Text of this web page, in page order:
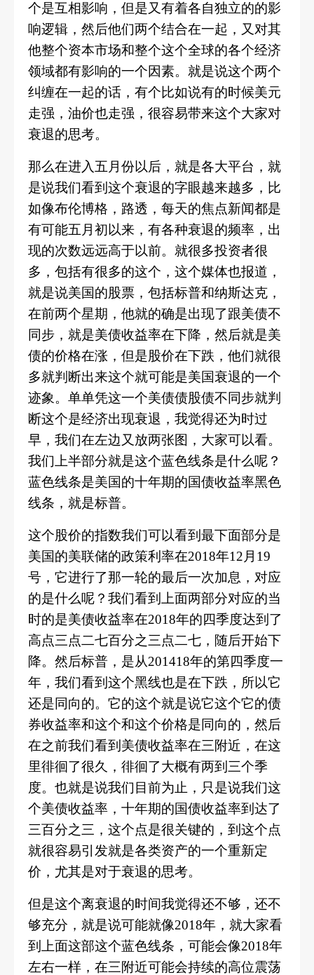
个是互相影响，但是又有着各自独立的的影
响逻辑，然后他们两个结合在一起，又对其
他整个资本市场和整个这个全球的各个经济
领域都有影响的一个因素。 就是说这个两个
纠缠在一起的话，有个比如说有的时候美元
走强，油价也走强，很容易带来这个大家对
衰退的思考。
那么在进入五月份以后，就是各大平台，就
是说我们看到这个衰退的字眼越来越多，比
如像布伦博格，路透，每天的焦点新闻都是
有可能五月初以来，有各种衰退的频率，出
现的次数远远高于以前。就很多投资者很
多，包括有很多的这个，这个媒体也报道，
就是说美国的股票，包括标普和纳斯达克，
在前两个星期，他就的确是出现了跟美债不
同步，就是美债收益率在下降，然后就是美
债的价格在涨，但是股价在下跌，他们就很
多就判断出来这个就可能是美国衰退的一个
迹象。单单凭这一个美债债股债不同步就判
断这个是经济出现衰退，我觉得还为时过
早，我们在左边又放两张图，大家可以看。
我们上半部分就是这个蓝色线条是什么呢？
蓝色线条是美国的十年期的国债收益率黑色
线条，就是标普。
这个股价的指数我们可以看到最下面部分是
美国的美联储的政策利率在2018年12月19
号，它进行了那一轮的最后一次加息，对应
的是什么呢？我们看到上面两部分对应的当
时的是美债收益率在2018年的四季度达到了
高点三点二七百分之三点二七，随后开始下
降。 然后标普，是从201418年的第四季度一
年，我们看到这个黑线也是在下跌，所以它
还是同向的。 它的这个就是说它这个它的债
券收益率和这个和这个价格是同向的，然后
在之前我们看到美债收益率在三附近，在这
里徘徊了很久，徘徊了大概有两到三个季
度。 也就是说我们目前为止，只是说我们这
个美债收益率，十年期的国债收益率到达了
三百分之三，这个点是很关键的，到这个点
就很容易引发就是各类资产的一个重新定
价，尤其是对于衰退的思考。
但是这个离衰退的时间我觉得还不够，还不
够充分，就是说可能就像2018年，就大家看
到上面这部这个蓝色线条，可能会像2018年
左右一样，在三附近可能会持续的高位震荡